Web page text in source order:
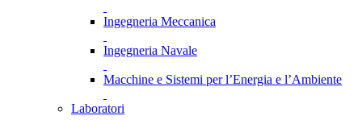
Ingegneria Meccanica
Ingegneria Navale
Macchine e Sistemi per l’Energia e l’Ambiente
Laboratori